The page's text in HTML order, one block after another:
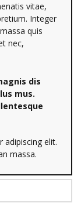
vitae,
Integer
quis
nec,
dis
mus.
adipiscing elit.
massa.